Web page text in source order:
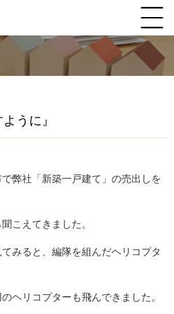
うに』
弊社「新築一戸建て」の売出しを
こえてきました。
みると、編隊を組んだヘリコプタ
ヘリコプターも飛んできました。